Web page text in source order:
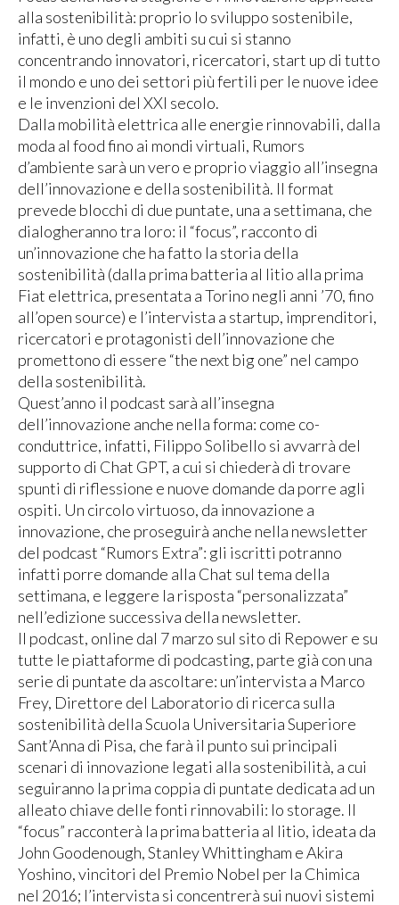
alla sostenibilità: proprio lo sviluppo sostenibile,
infatti, è uno degli ambiti su cui si stanno
concentrando innovatori, ricercatori, start up di tutto
il mondo e uno dei settori più fertili per le nuove idee
e le invenzioni del XXI secolo.
Dalla mobilità elettrica alle energie rinnovabili, dalla
moda al food fino ai mondi virtuali, Rumors
d’ambiente sarà un vero e proprio viaggio all’insegna
dell’innovazione e della sostenibilità. Il format
prevede blocchi di due puntate, una a settimana, che
dialogheranno tra loro: il “focus”, racconto di
un’innovazione che ha fatto la storia della
sostenibilità (dalla prima batteria al litio alla prima
Fiat elettrica, presentata a Torino negli anni ’70, fino
all’open source) e l’intervista a startup, imprenditori,
ricercatori e protagonisti dell’innovazione che
promettono di essere “the next big one” nel campo
della sostenibilità.
Quest’anno il podcast sarà all’insegna
dell’innovazione anche nella forma: come co-
conduttrice, infatti, Filippo Solibello si avvarrà del
supporto di Chat GPT, a cui si chiederà di trovare
spunti di riflessione e nuove domande da porre agli
ospiti. Un circolo virtuoso, da innovazione a
innovazione, che proseguirà anche nella newsletter
del podcast “Rumors Extra”: gli iscritti potranno
infatti porre domande alla Chat sul tema della
settimana, e leggere la risposta “personalizzata”
nell’edizione successiva della newsletter.
Il podcast, online dal 7 marzo sul sito di Repower e su
tutte le piattaforme di podcasting, parte già con una
serie di puntate da ascoltare: un’intervista a Marco
Frey, Direttore del Laboratorio di ricerca sulla
sostenibilità della Scuola Universitaria Superiore
Sant’Anna di Pisa, che farà il punto sui principali
scenari di innovazione legati alla sostenibilità, a cui
seguiranno la prima coppia di puntate dedicata ad un
alleato chiave delle fonti rinnovabili: lo storage. Il
“focus” racconterà la prima batteria al litio, ideata da
John Goodenough, Stanley Whittingham e Akira
Yoshino, vincitori del Premio Nobel per la Chimica
nel 2016; l’intervista si concentrerà sui nuovi sistemi